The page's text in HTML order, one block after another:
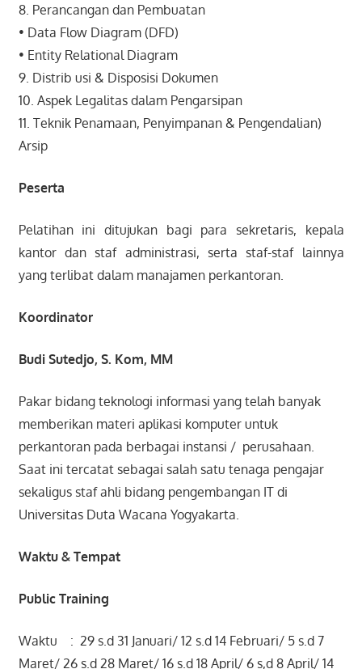
8. Perancangan dan Pembuatan
• Data Flow Diagram (DFD)
• Entity Relational Diagram
9. Distrib usi & Disposisi Dokumen
10. Aspek Legalitas dalam Pengarsipan
11. Teknik Penamaan, Penyimpanan & Pengendalian)
Arsip
Peserta
Pelatihan ini ditujukan bagi para sekretaris, kepala
kantor dan staf administrasi, serta staf-staf lainnya
yang terlibat dalam manajamen perkantoran.
Koordinator
Budi Sutedjo, S. Kom, MM
Pakar bidang teknologi informasi yang telah banyak
memberikan materi aplikasi komputer untuk
perkantoran pada berbagai instansi / perusahaan.
Saat ini tercatat sebagai salah satu tenaga pengajar
sekaligus staf ahli bidang pengembangan IT di
Universitas Duta Wacana Yogyakarta.
Waktu & Tempat
Public Training
Waktu : 29 s.d 31 Januari/ 12 s.d 14 Februari/ 5 s.d 7
Maret/ 26 s.d 28 Maret/ 16 s.d 18 April/ 6 s,d 8 April/ 14